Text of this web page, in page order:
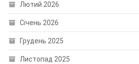
Лютий 2026
Січень 2026
Грудень 2025
Листопад 2025